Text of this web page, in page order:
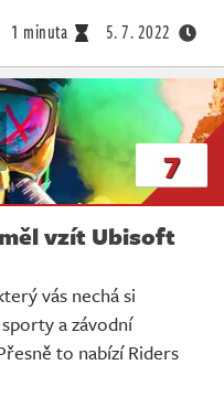
1 minuta 5. 7. 2022
7
vzít Ubisoft
vás nechá si
a závodní
to nabízí Riders